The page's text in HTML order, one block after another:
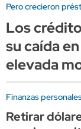
Pero crecieron
Los
su caída
elevada
Finanzas
Retirar